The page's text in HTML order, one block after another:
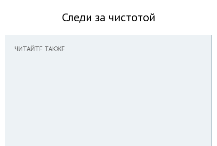
Следи за чистотой
ЧИТАЙТЕ ТАКЖЕ